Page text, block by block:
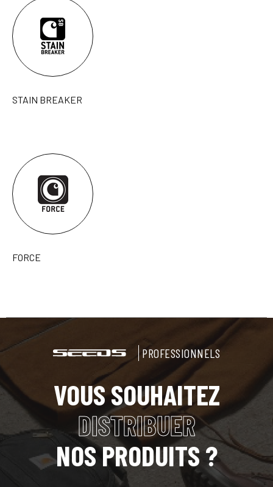
STAIN BREAKER
FORCE
PROFESSIONNELS
VOUS SOUHAITEZ
DISTRIBUER
NOS PRODUITS ?